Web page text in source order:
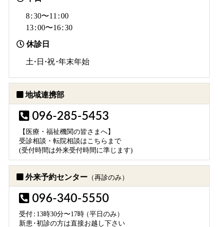
8：30〜1 1：00
13：00〜16：30
休診日
土・日・祝・年末年始
地域連携部
096-285-5453
【医療・福祉機関の皆さまへ】
受診相談・転院相談はこちらまで
(受付時間は外来受付時間に準じます)
外来予約センター（再診のみ）
096-340-5550
受付： 13時30分〜17時（平日のみ）
新患・初診の方は直接お越し下さい